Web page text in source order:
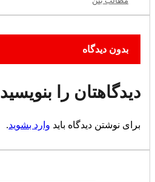
بدون دیدگاه
دیدگاهتان را بنویسید
برای نوشتن دیدگاه باید وارد بشوید.